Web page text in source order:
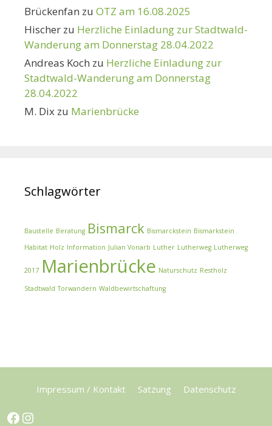
Brückenfan zu OTZ am 16.08.2025
Hischer zu Herzliche Einladung zur Stadtwald-
Wanderung am Donnerstag 28.04.2022
Andreas Koch zu Herzliche Einladung zur
Stadtwald-Wanderung am Donnerstag
28.04.2022
M. Dix zu Marienbrücke
Schlagwörter
Baustelle Beratung Bismarck Bismarckstein Bismarkstein
Habitat Holz Information Julian Vonarb Luther Lutherweg Lutherweg
2017 Marienbrücke Naturschutz Restholz
Stadtwald Torwandern Waldbewirtschaftung
Impressum / Kontakt Satzung Datenschutz
Facebook
Instagram